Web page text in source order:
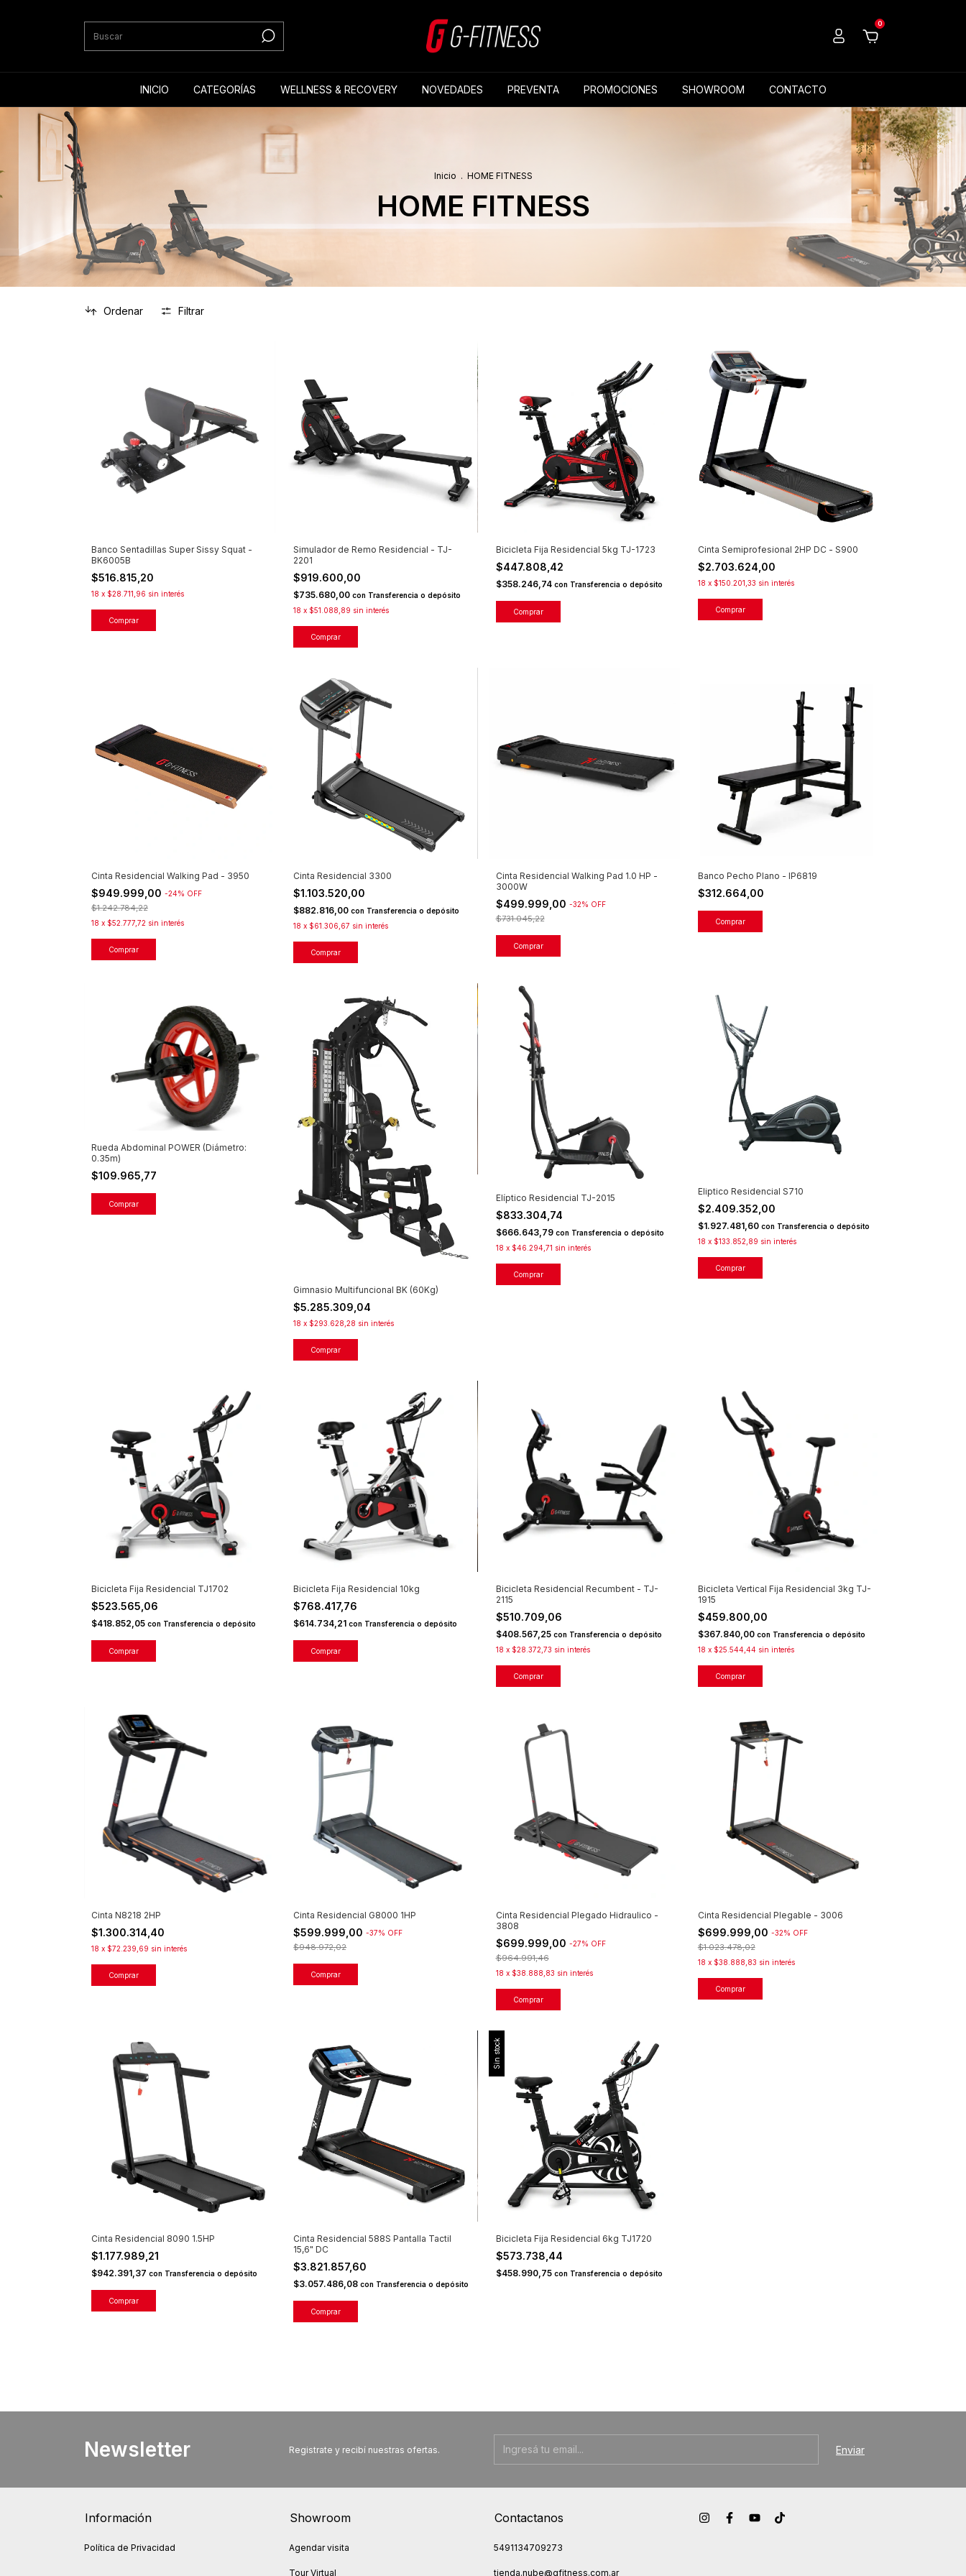
0
INICIO CATEGORÍAS WELLNESS & RECOVERY NOVEDADES PREVENTA PROMOCIONES SHOWROOM CONTACTO
Inicio . HOME FITNESS
HOME FITNESS
Ordenar Filtrar
Banco Sentadillas Super Sissy Squat -
BK6005B
$516.815,20
18 x $28.711,96 sin interés
Simulador de Remo Residencial - TJ-
2201
$919.600,00
$735.680,00con Transferencia o depósito
18 x $51.088,89 sin interés
Bicicleta Fija Residencial 5kg TJ-1723
$447.808,42
$358.246,74 con Transferencia o depósito
Cinta Semiprofesional 2HP DC - S900
$2.703.624,00
18 x $150.201,33 sin interés
Cinta Residencial Walking Pad - 3950
$949.999,00 -24% OFF
$1.242.784,22
18 x $52.777,72 sin interés
Cinta Residencial 3300
$1.103.520,00
$882.816,00con Transferencia o depósito
18 x $61.306,67 sin interés
Cinta Residencial Walking Pad 1.0 HP -
3000W
$499.999,00 -32% OFF
$731.045,22
Banco Pecho Plano - IP6819
$312.664,00
Rueda Abdominal POWER (Diámetro:
0.35m)
$109.965,77
Gimnasio Multifuncional BK (60Kg)
$5.285.309,04
18 x $293.628,28 sin interés
Elíptico Residencial TJ-2015
$833.304,74
$666.643,79 con Transferencia o depósito
18 x $46.294,71 sin interés
Eliptico Residencial S710
$2.409.352,00
$1.927.481,60 con Transferencia o depósito
18 x $133.852,89 sin interés
Bicicleta Fija Residencial TJ1702
$523.565,06
$418.852,05 con Transferencia o depósito
Comprar
Bicicleta Fija Residencial 10kg
$768.417,76
$614.734,21con Transferencia o depósito
Bicicleta Residencial Recumbent - TJ-
2115
$510.709,06
$408.567,25 con Transferencia o depósito
18 x $28.372,73 sin interés
Bicicleta Vertical Fija Residencial 3kg TJ-
1915
$459.800,00
$367.840,00 con Transferencia o depósito
18 x $25.544,44 sin interés
Cinta N8218 2HP
$1.300.314,40
18 x $72.239,69 sin interés
Cinta Residencial G8000 1HP
$599.999,00-37% OFF
$948.972,02
Cinta Residencial Plegado Hidraulico -
3808
$699.999,00 -27% OFF
$964.991,46
18 x $38.888,83 sin interés
Cinta Residencial Plegable - 3006
$699.999,00 -32% OFF
$1.023.478,02
18 x $38.888,83 sin interés
Cinta Residencial 8090 1.5HP
$1.177.989,21
$942.391,37 con Transferencia o depósito
Cinta Residencial 588S Pantalla Tactil
15,6" DC
$3.821.857,60
$3.057.486,08con Transferencia o depósito
Sin stock
Bicicleta Fija Residencial 6kg TJ1720
$573.738,44
$458.990,75 con Transferencia o depósito
Newsletter Registrate y recibí nuestras ofertas.
Información
Política de Privacidad
Showroom
Agendar visita
Tour Virtual
Contactanos
5491134709273
tienda.nube@gfitness.com.ar